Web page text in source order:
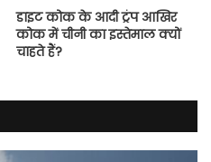
डाइट कोक के आदी ट्रंप आखिर
कोक में चीनी का इस्तेमाल क्यों
चाहते हैं?